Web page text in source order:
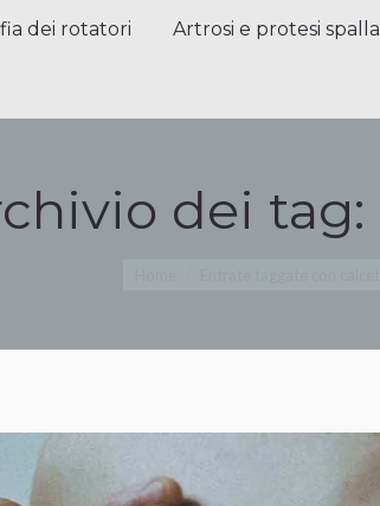
dei rotatori Artrosi e protesi spalla
dei tag:
dei rotatori Artrosi e protesi spalla